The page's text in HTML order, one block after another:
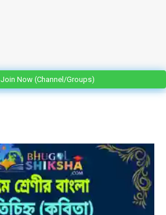
Join Now (Channel/Groups)